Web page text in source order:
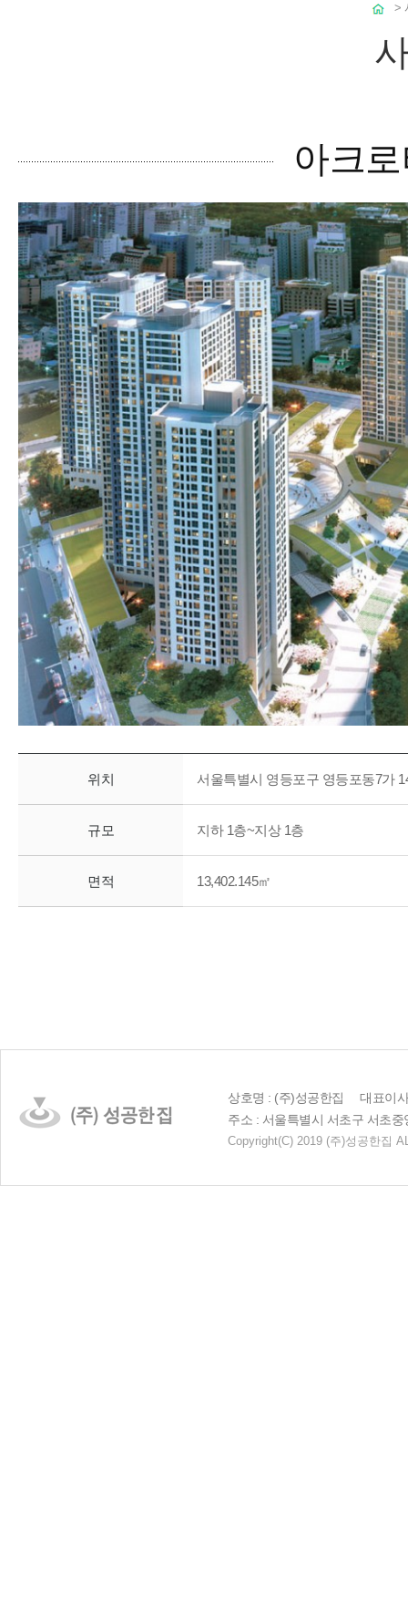
>
아크
위치 서울특별시 영등포구 영등포동7가
규모 지하 1층~지상 1층
면적 13,402.145㎡
상호명 : (주)성공한집 대표이
주소 : 서울특별시 서초구 서초
Copyright(C) 2019 (주)성공한집